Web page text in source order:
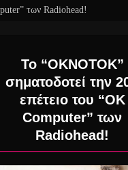
των Radiohead!
Το “OKNOTOK”
σηματοδοτεί την
επέτειο του “OK
Computer” των
Radiohead!